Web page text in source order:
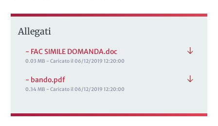
Allegati
- FAC SIMILE DOMANDA.doc
0.03 MB - Caricato il 06/12/2019 12:20:00
- bando.pdf
0.34 MB - Caricato il 06/12/2019 12:20:00